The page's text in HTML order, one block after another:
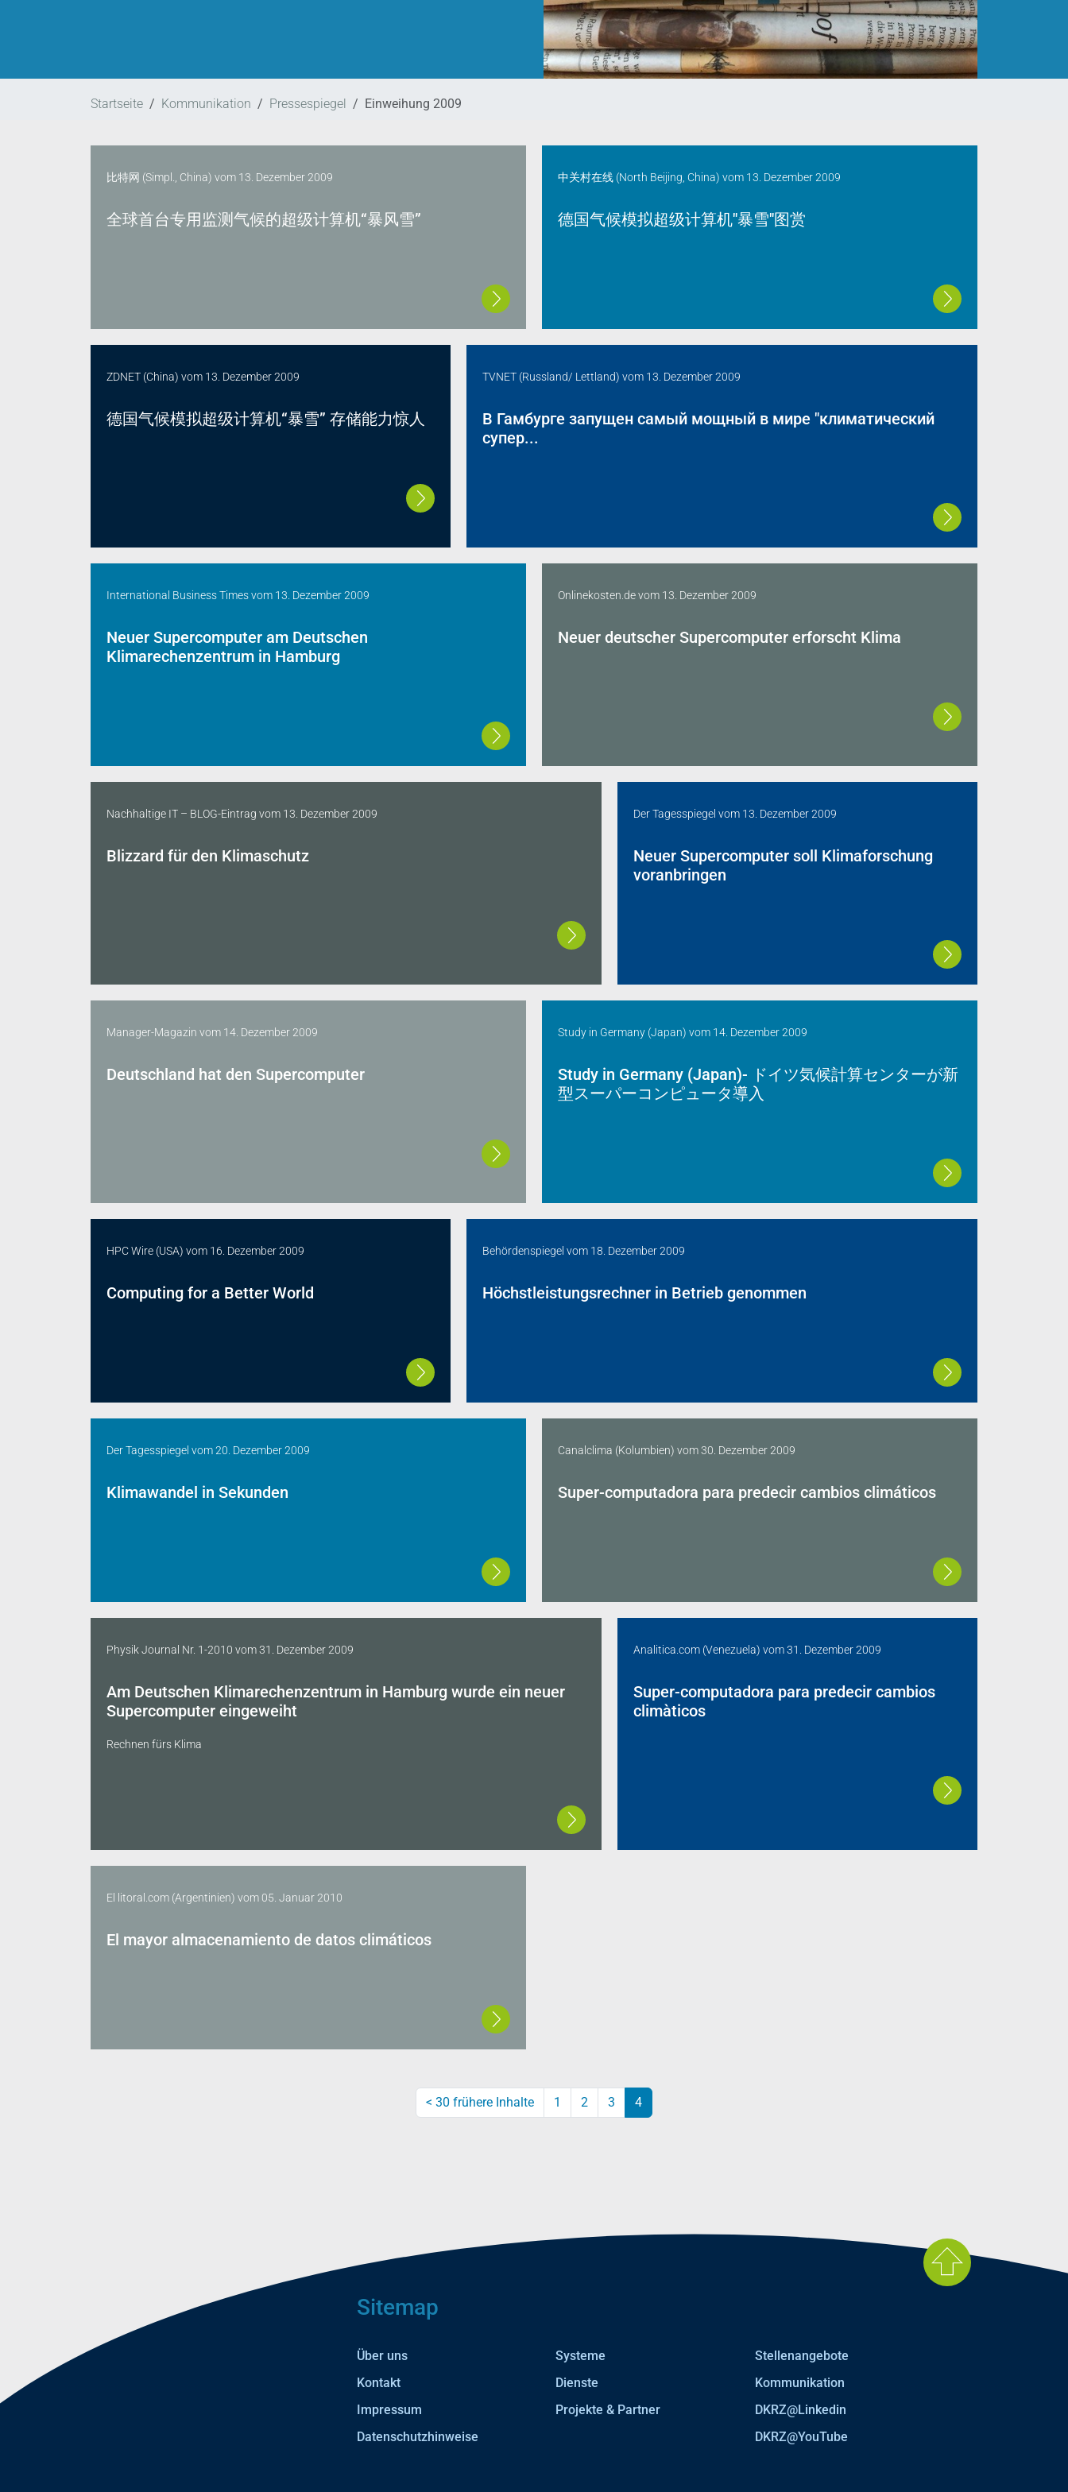
Startseite Kommunikation Pressespiegel Einweihung 2009
比特网 (Simpl., China) vom 13. Dezember 2009
全球首台专用监测气候的超级计算机“暴风雪”
中关村在线 (North Beijing, China) vom 13. Dezember 2009
德国气候模拟超级计算机"暴雪"图赏
ZDNET (China) vom 13. Dezember 2009
德国气候模拟超级计算机“暴雪” 存储能力惊人
TVNET (Russland/ Lettland) vom 13. Dezember 2009
В Гамбурге запущен самый мощный в мире "климатический
супер...
International Business Timesvom 13. Dezember 2009
Neuer Supercomputer am Deutschen
Klimarechenzentrum in Hamburg
Onlinekosten.devom 13. Dezember 2009
Neuer deutscher Supercomputer erforscht Klima
Nachhaltige IT – BLOG-Eintrag vom 13. Dezember 2009
Blizzard für den Klimaschutz
Der Tagesspiegel vom 13. Dezember 2009
Neuer Supercomputer soll Klimaforschung
voranbringen
Manager-Magazin vom 14. Dezember 2009
Deutschland hat den Supercomputer
Study in Germany (Japan) vom 14. Dezember 2009
Study in Germany (Japan)- ドイツ気候計算センターが新
型スーパーコンピュータ導入
HPC Wire (USA) vom 16. Dezember 2009
Computing for a Better World
Behördenspiegel vom 18. Dezember 2009
Höchstleistungsrechner in Betrieb genommen
Der Tagesspiegel vom20. Dezember 2009
Klimawandel in Sekunden
Canalclima (Kolumbien) vom30. Dezember 2009
Super-computadora para predecir cambios climáticos
Physik Journal Nr. 1-2010 vom31. Dezember 2009
Am Deutschen Klimarechenzentrum in Hamburg wurde ein neuer
Supercomputer eingeweiht
Rechnen fürs Klima
Analitica.com (Venezuela) vom31. Dezember 2009
Super-computadora para predecir cambios
climàticos
El litoral.com (Argentinien) vom 05. Januar 2010
El mayor almacenamiento de datos climáticos
< 30 frühere Inhalte 1 2 3
4
Sitemap
Über uns Systeme
Stellenangebote
Kontakt
Dienste
Kommunikation
Impressum
Projekte & Partner
DKRZ@Linkedin
Datenschutzhinweise
DKRZ@YouTube